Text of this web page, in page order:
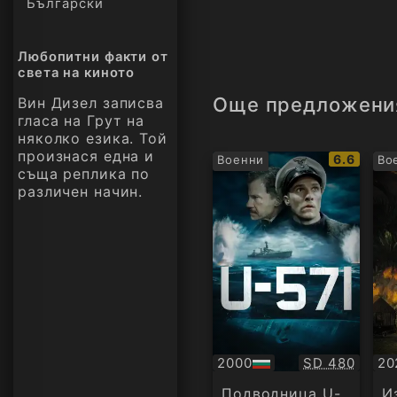
Български
Любопитни факти от
света на киното
Вин Дизел записва
гласа на Грут на
няколко езика. Той
произнася една и
съща реплика по
различен начин.
Още
Военни
IMDb
рейтинг:
6.6
2000
БГ
аудио
Качество:
SD 480